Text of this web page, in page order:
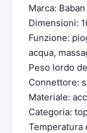
Marca: Baban
Dimensioni:
Funzione:
acqua,
Peso lordo
Connettore:
Materiale:
Categoria:
Temperatura